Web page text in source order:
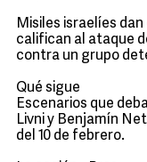
Misiles israelíes
califican al ataque
contra un grupo
Qué sigue
Escenarios que
Livni y Benjamín
del 10 de febrero.